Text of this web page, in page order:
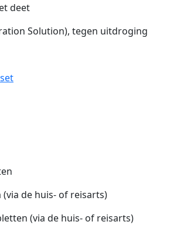
deet
Solution), tegen uitdroging
de huis- of reisarts)
(via de huis- of reisarts)